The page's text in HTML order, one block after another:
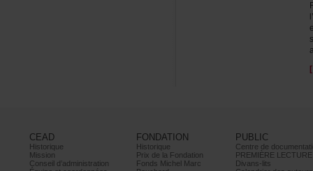
CEAD
Historique
Mission
Conseild’administration
FONDATION
Historique
PrixdelaFondation
FondsMichelMarc
PUBLIC
PREMIÈRELECTURE
Divans-lits